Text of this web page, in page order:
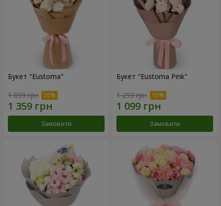
Букет "Eustoma"
1 699 грн
Замовити
Букет "Eustoma Pink"
1 293 грн
Замовити